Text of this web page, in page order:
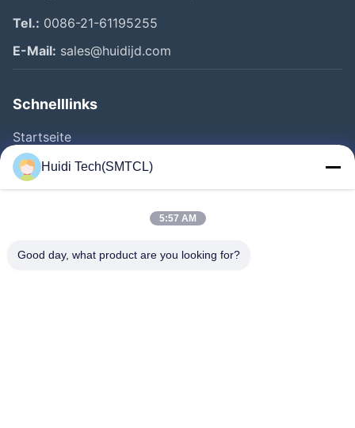
Tel.: 0086-21-61195255
E-Mail: sales@huidijd.com
Schnelllinks
Startseite
Produkte
Videos
Fabrik Tour
Huidi Tech(SMTCL)
5:57 AM
Good day, what product are you looking for?